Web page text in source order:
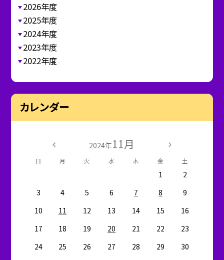
2026年度
2025年度
2024年度
2023年度
2022年度
カレンダー
2024年11月
日 月 火 水 木 金 土
1
2
3
4 5 6 7 8
9
10
11 12 13 14 15
16
17
18 19 20 21 22
23
24
25 26 27 28 29 30